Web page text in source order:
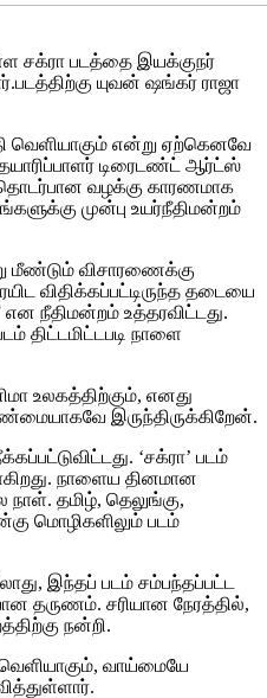
சக்ரா படத்தை இயக்குநர்
யுவன் ஷங்கர் ராஜா
வெளியாகும் என்று ஏற்கெனவே
டிரைடண்ட் ஆர்ட்ஸ்
தொடர்பான வழக்கு காரணமாக
முன்பு உயர்நீதிமன்றம்
மீண்டும் விசாரணைக்கு
விதிக்கப்பட்டிருந்த தடையை
நீதிமன்றம் உத்தரவிட்டது.
திட்டமிட்டபடி நாளை
உலகத்திற்கும், எனது
இருந்திருக்கிறேன்.
‘சக்ரா’ படம்
நாளைய தினமான
நாள். தமிழ், தெலுங்கு,
மொழிகளிலும் படம்
இந்தப் படம் சம்பந்தப்பட்ட
தருணம். சரியான நேரத்தில்,
நன்றி.
வெளியாகும், வாய்மையே